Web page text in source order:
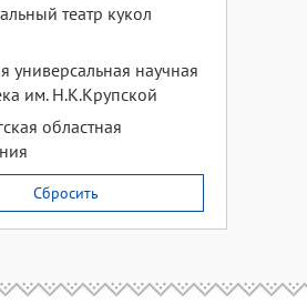
театр кукол
универсальная научная
им. Н.К.Крупской
областная
Сбросить